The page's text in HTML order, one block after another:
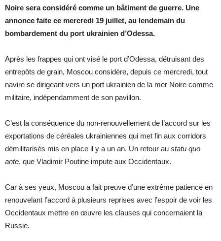
Noire sera considéré comme un bâtiment de guerre. Une
annonce faite ce mercredi 19 juillet, au lendemain du
bombardement du port ukrainien d’Odessa.
Après les frappes qui ont visé le port d’Odessa, détruisant des
entrepôts de grain, Moscou considère, depuis ce mercredi, tout
navire se dirigeant vers un port ukrainien de la mer Noire comme
militaire, indépendamment de son pavillon.
C’est la conséquence du non-renouvellement de l’accord sur les
exportations de céréales ukrainiennes qui met fin aux corridors
démilitarisés mis en place il y a un an. Un retour au statu quo
ante, que Vladimir Poutine impute aux Occidentaux.
Car à ses yeux, Moscou a fait preuve d’une extrême patience en
renouvelant l’accord à plusieurs reprises avec l’espoir de voir les
Occidentaux mettre en œuvre les clauses qui concernaient la
Russie.